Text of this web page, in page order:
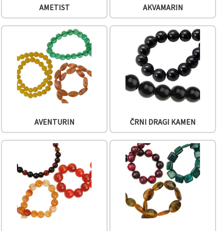
piškotkov.
Ali pa v
preference z
izbiro
določene
piškotkov
in klikom
Sprejmi
Nastavitve
AMETIST AKVAMARIN
AVENTURIN ČRNI DRAGI KAMEN